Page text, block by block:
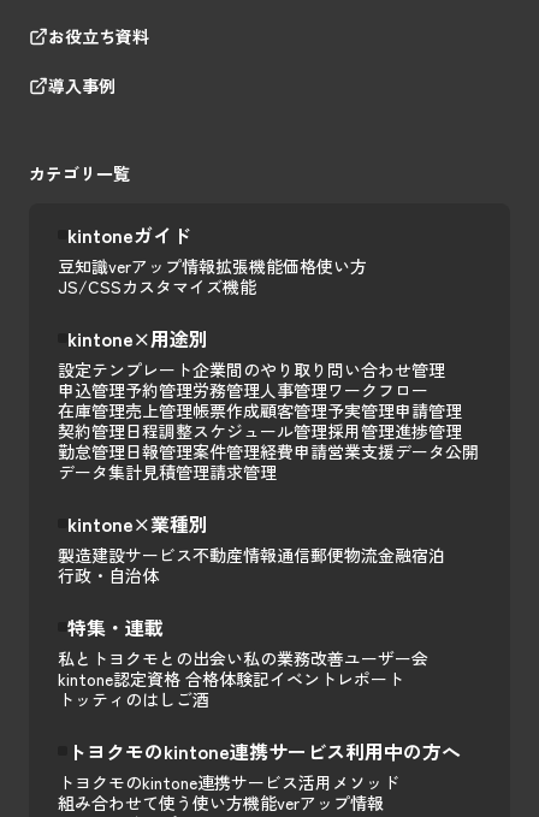
お役立ち資料
導入事例
カテゴリ一覧
kintoneガイド
豆知識verアップ情報拡張機能価格使い方
JS/CSSカスタマイズ機能
kintone×用途別
設定テンプレート企業間のやり取り 問い合わせ管理
申込管理予約管理労務管理人事管理ワークフロー
在庫管理売上管理帳票作成顧客管理予実管理申請管理
契約管理日程調整スケジュール管理採用管理進捗管理
勤怠管理日報管理案件管理経費申請営業支援データ公開
データ集計見積管理請求管理
kintone×業種別
製造建設サービス不動産情報通信郵便物流金融宿泊
行政・自治体
特集・連載
私とトヨクモとの出会い私の業務改善ユーザー会
kintone認定資格 合格体験記イベントレポート
トッティのはしご酒
トヨクモのkintone連携サービス利用中の方へ
トヨクモのkintone連携サービス活用メソッド
組み合わせて使う 使い方機能verアップ情報